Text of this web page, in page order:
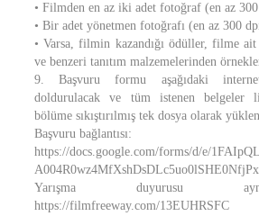
• Filmden en az iki adet fotoğraf (en az
• Bir adet yönetmen fotoğrafı (en az 300
• Varsa, filmin kazandığı ödüller, filme
ve benzeri tanıtım malzemelerinden
9. Başvuru formu aşağıdaki
doldurulacak ve tüm istenen
bölüme sıkıştırılmış tek dosya olarak
Başvuru bağlantısı:
https://docs.google.com/forms/d/e/
Yarışma duyurusu
https://filmfreeway.com/